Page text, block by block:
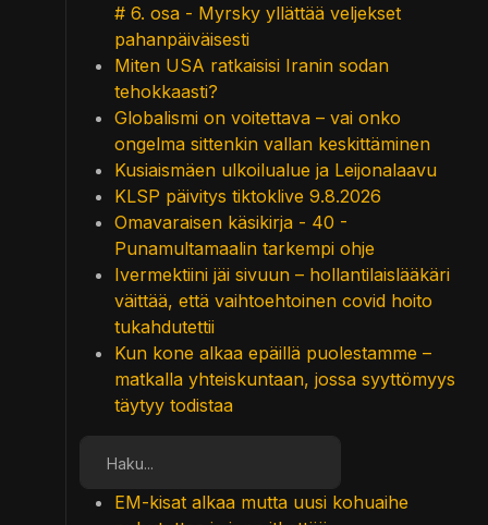
# 6. osa - Myrsky yllättää veljekset
pahanpäiväisesti
Miten USA ratkaisisi Iranin sodan
tehokkaasti?
Globalismi on voitettava – vai onko
ongelma sittenkin vallan keskittäminen
Kusiaismäen ulkoilualue ja Leijonalaavu
KLSP päivitys tiktoklive 9.8.2026
Omavaraisen käsikirja - 40 -
Punamultamaalin tarkempi ohje
Ivermektiini jäi sivuun – hollantilaislääkäri
väittää, että vaihtoehtoinen covid hoito
tukahdutettii
Kun kone alkaa epäillä puolestamme –
matkalla yhteiskuntaan, jossa syyttömyys
täytyy todistaa
EM-kisat alkaa mutta uusi kohuaihe